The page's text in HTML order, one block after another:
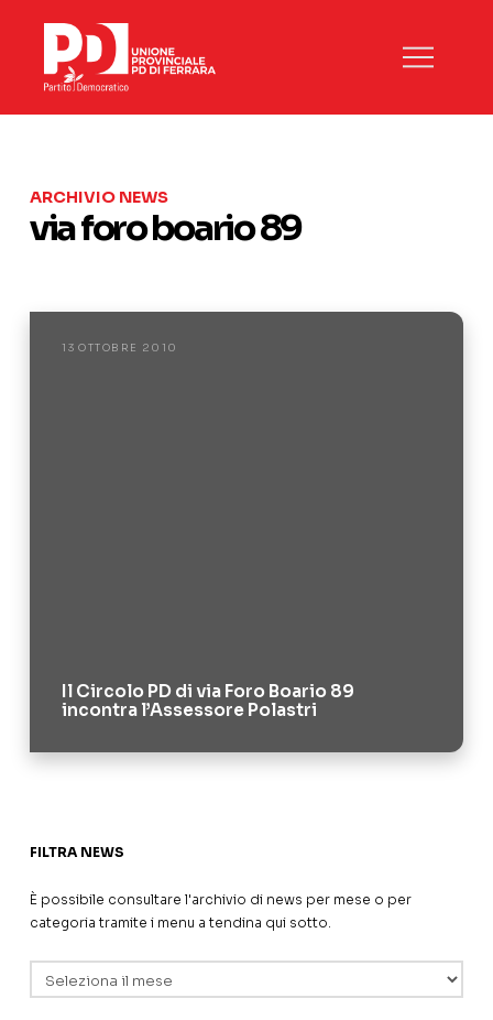
ARCHIVIO NEWS
via foro boario 89
13 OTTOBRE 2010
Il Circolo PD di via Foro Boario 89
incontra l’Assessore Polastri
FILTRA NEWS
È possibile consultare l'archivio di news per mese o per
categoria tramite i menu a tendina qui sotto.